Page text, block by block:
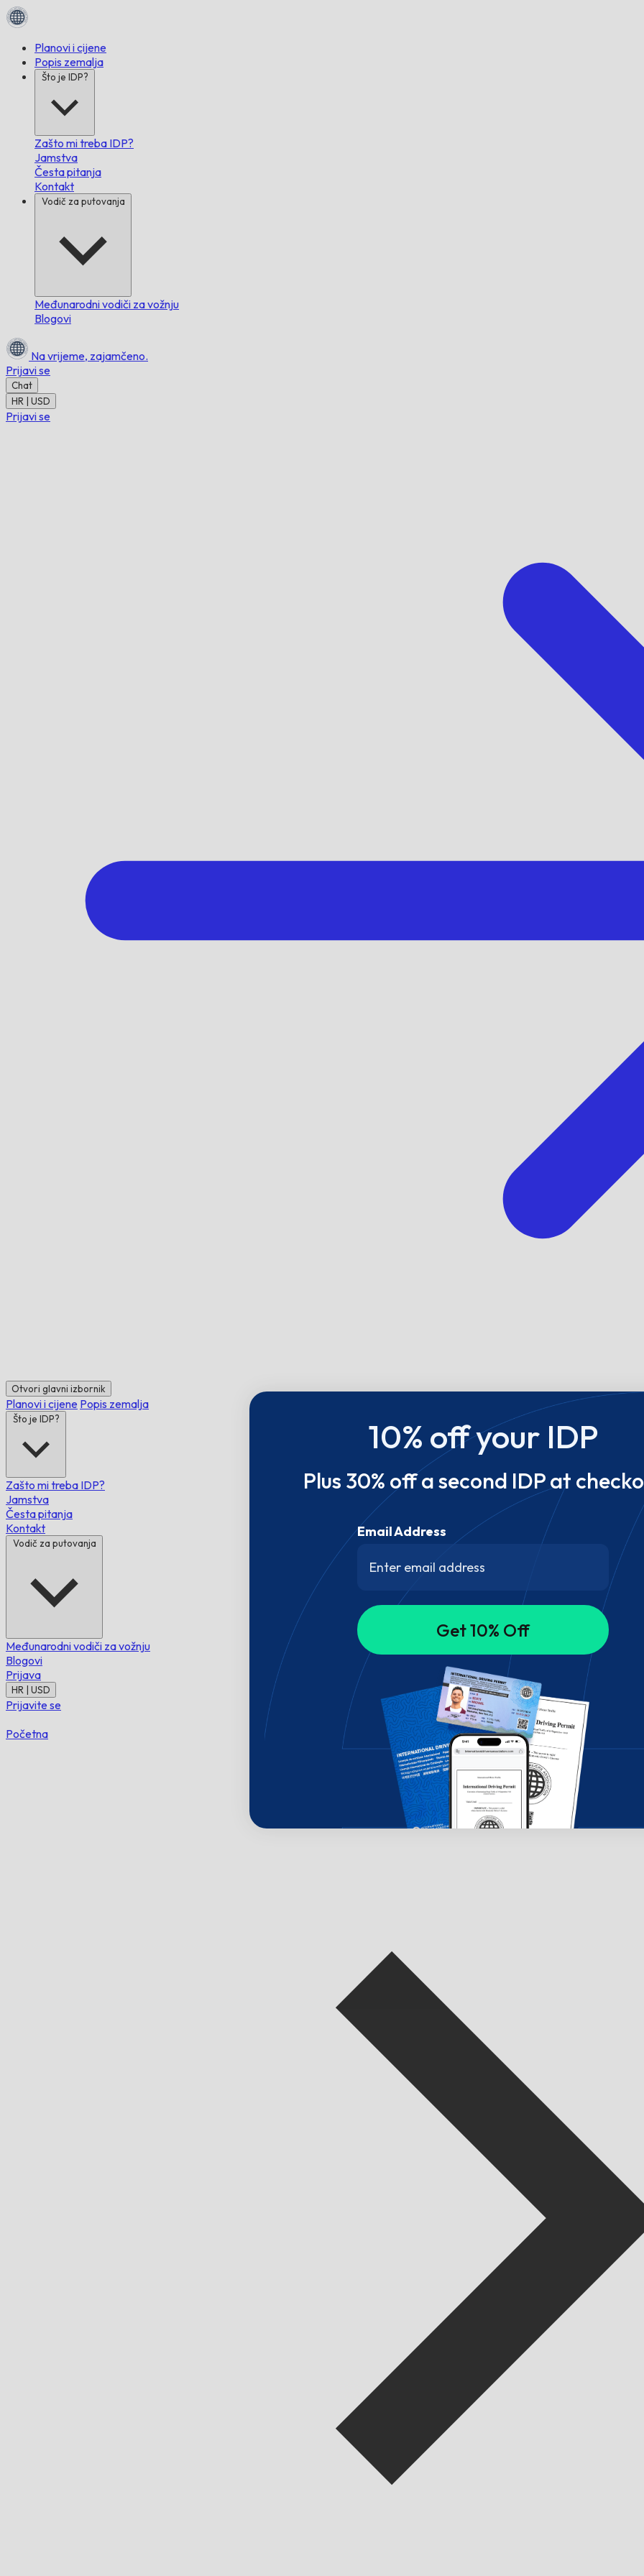
Planovi i cijene
Popis zemalja
Što je IDP?
Zašto mi treba IDP?
Jamstva
Česta pitanja
Kontakt
Vodič za putovanja
Međunarodni vodiči za vožnju
Blogovi
Na vrijeme, zajamčeno.
Prijavi se
Chat
HR | USD
Prijavi se
Otvori glavni izbornik
Planovi i cijene Popis zemalja
Što je IDP?
Zašto mi treba IDP?
Jamstva
Česta pitanja
Kontakt
Vodič za putovanja
Međunarodni vodiči za vožnju
Blogovi
Prijava
HR | USD
Prijavite se
Početna
10% off your IDP
Plus 30% off a second IDP at
Email Address
Get 10% Off